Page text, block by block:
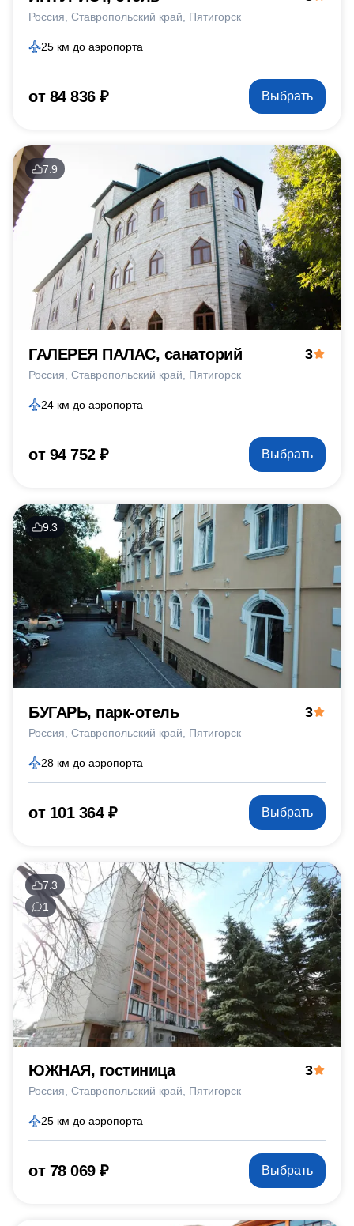
Россия Ставропольский край Пятигорск
25 км до аэропорта
от 84 836 ₽ Выбрать
7.9
ГАЛЕРЕЯ ПАЛАС, санаторий
Россия Ставропольский край Пятигорск
3
24 км до аэропорта
от 94 752 ₽ Выбрать
9.3
БУГАРЬ, парк-отель
Россия Ставропольский край Пятигорск
3
28 км до аэропорта
от 101 364 ₽ Выбрать
7.3
1
ЮЖНАЯ, гостиница
Россия Ставропольский край Пятигорск
3
25 км до аэропорта
от 78 069 ₽ Выбрать